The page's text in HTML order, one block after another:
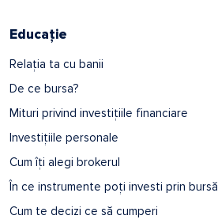
Educație
Relația ta cu banii
De ce bursa?
Mituri privind investițiile financiare
Investițiile personale
Cum îți alegi brokerul
În ce instrumente poți investi prin bursă
Cum te decizi ce să cumperi